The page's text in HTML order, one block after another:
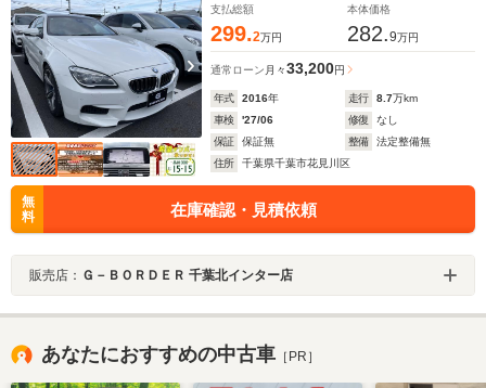
支払総額
299.2万円
本体価格
282.9万円
通常ローン 月々33,200円
年式 2016年 走行 8.7万km
車検
'27/06 修復
なし
保証
保証無 整備
法定整備無
住所
千葉県千葉市花見川区
無
料
在庫確認・見積依頼
販売店： Ｇ－ＢＯＲＤＥＲ 千葉北インター店
あなたにおすすめの中古車 ［PR］